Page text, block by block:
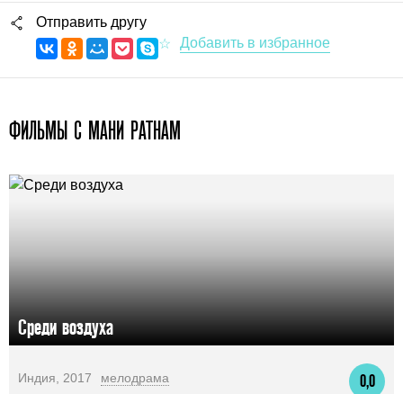
Отправить другу
ФИЛЬМЫ С МАНИ РАТНАМ
Среди воздуха
0,0
Индия, 2017 мелодрама